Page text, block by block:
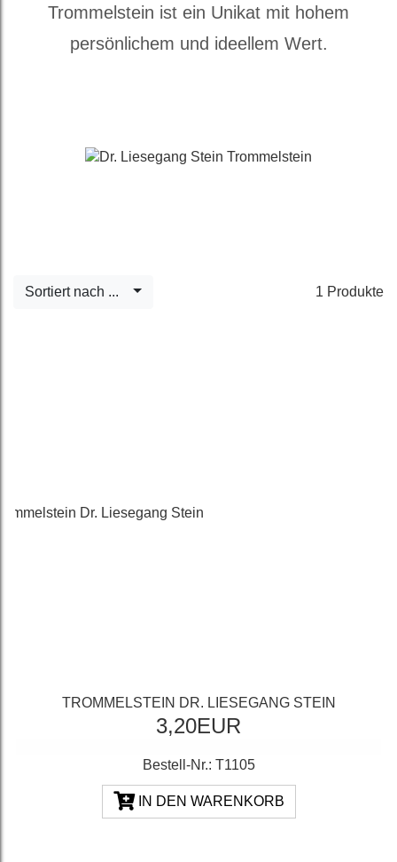
Trommelstein ist ein Unikat mit hohem
persönlichem und ideellem Wert.
1 Produkte
Sortiert nach ...
TROMMELSTEIN DR. LIESEGANG STEIN
3,20EUR
Bestell-Nr.: T1105
IN DEN WARENKORB